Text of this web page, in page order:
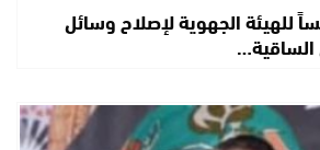
للهيئة الجهوية لإصلاح وسائل
الساقية…